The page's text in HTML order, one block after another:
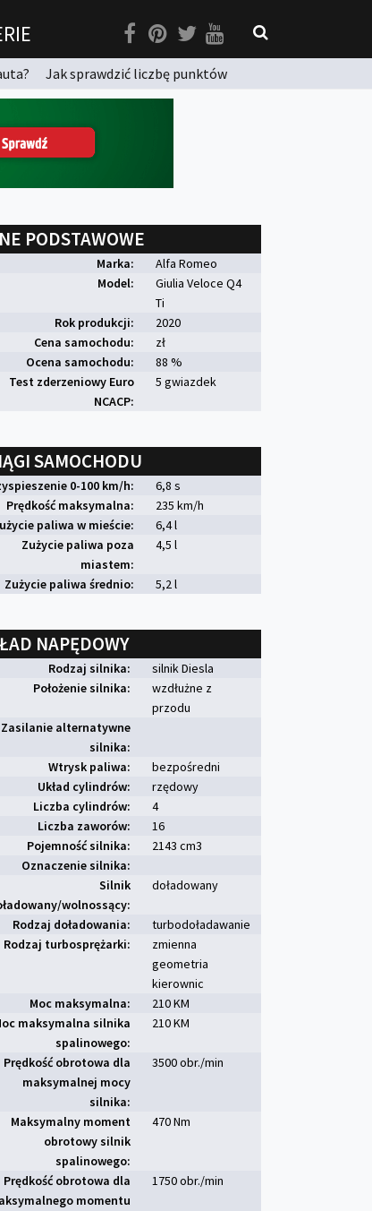
Jak sprawdzić liczbę punktów
PODSTAWOWE
Marka:
Alfa Romeo
Model:
Giulia Veloce Q4
Ti
Rok produkcji:
2020
Cena samochodu:
zł
Ocena samochodu:
88 %
Test zderzeniowy Euro
NCACP:
5 gwiazdek
SAMOCHODU
0-100 km/h:
6,8 s
Prędkość maksymalna:
235 km/h
paliwa w mieście:
6,4 l
Zużycie paliwa poza
miastem:
4,5 l
Zużycie paliwa średnio: 5,2 l
NAPĘDOWY
Rodzaj silnika:
silnik Diesla
Położenie silnika:
wzdłużne z
przodu
Zasilanie alternatywne
silnika:
Wtrysk paliwa:
bezpośredni
Układ cylindrów:
rzędowy
Liczba cylindrów:
4
Liczba zaworów:
16
Pojemność silnika:
2143 cm3
Oznaczenie silnika:
Silnik
wolnossący:
doładowany
Rodzaj doładowania:
turbodoładawanie
Rodzaj turbosprężarki:
zmienna
geometria
kierownic
Moc maksymalna:
210 KM
maksymalna silnika
spalinowego:
210 KM
Prędkość obrotowa dla
maksymalnej mocy
silnika:
3500 obr./min
Maksymalny moment
obrotowy silnik
spalinowego:
470 Nm
Prędkość obrotowa dla
momentu
1750 obr./min